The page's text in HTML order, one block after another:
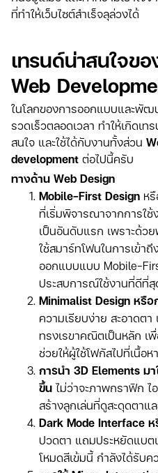
ที่ทำให้เว็บไซต์สำเร็จลุล่วงได้
เทรนด์น่าสนใจข
Web
ในโลกของการออกแบบและพัฒ
รวดเร็วตลอดเวลา ทำให้เกิดเท
สนใจ และใช้ได้กับงานทั้งส่วน
development ต่อไปนี้ครับ
ทางด้าน Web Design
Mobile-First Design ห
ที่เริ่มพิจารณาจากการใ
เป็นอันดับแรก เพราะด้ว
ใช้สมาร์ทโฟนในการเข้า
ออกแบบแบบ Mobile-
ประสบการณ์ใช้งานที่ดีที่
Minimalist Design หรื
ความเรียบง่าย สะอาดตา
ทรงเรขาคณิตเป็นหลัก เ
ช่วยให้ผู้ใช้โฟกัสไปที่เนื้อ
การนำ 3D Elements ม
ขึ้นไม่ว่าจะภาพกราฟิก ไ
สร้างลูกเล่นที่ดูสะดุดตาแ
Dark Mode Interface
ปวดตา แถมประหยัดแบต
โหมดสีเข้มนี้ กำลังได้รับ